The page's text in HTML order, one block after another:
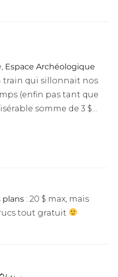
Espace Archéologique
train qui sillonnait nos
(enfin pas tant que
somme de 3 $…
plans : 20 $ max, mais
tout gratuit